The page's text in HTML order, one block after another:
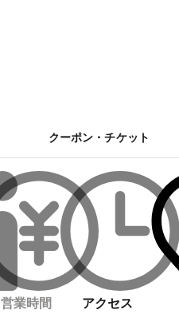
クーポン・チケット
営業時間 アクセス